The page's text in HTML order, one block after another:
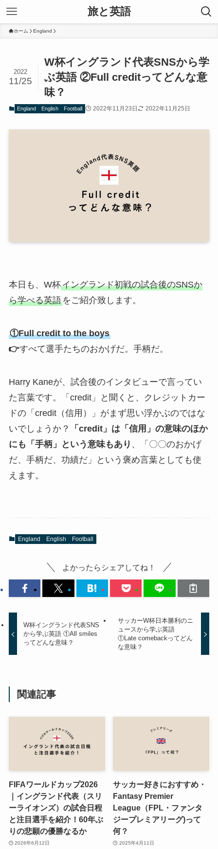
旅と英語
ホーム England
W杯イングランド代表SNSから学
ぶ英語 ②Full creditってどんな意
味？
2022
11/25
England English Football 2022年11月23日 2022年11月25日
本日も、W杯イングランド初戦の試合後のSNSか
ら学べる英語をご紹介致します。
①Full credit to the boys
👉すべて選手たちのおかげだ。手柄だ。
Harry Kaneが、試合後のインタビューで言ってい
た言葉です。「credit」と聞くと、クレジットカー
ドの「credit（信用）」がまず思い浮かぶのではな
いでしょうか？
「credit」は「信用」の意味のほか
にも「手柄」という意味もあり 、「〇〇のおかげ
だ、手柄だ、功績だ」という褒め言葉としても使
えます。
England English Football
よかったらシェアしてね！
W杯イングランド代表SNS
から学ぶ英語 ①All smiles
ってどんな意味？
サッカーW杯日本勝利のニ
ュースから学ぶ英語
①Late comebackってどん
な意味？
関連記事
FIFAワールドカップ2026
｜イングランド代表（スリ
ーライオンズ）の試合日程
と注目選手を紹介！60年ぶ
りの悲願の優勝なるか
2026年6月12日
サッカー好きにおすすめ・
Fantasy Premier
League（FPL・ファンタ
ジープレミアリーグ)って
何？
2025年4月11日